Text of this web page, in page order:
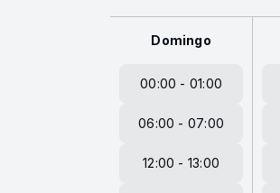
Domingo
00:00 - 01:00
06:00 - 07:00
12:00 - 13:00